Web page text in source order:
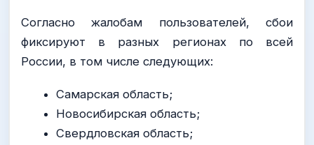
Согласно жалобам пользователей, сбои
фиксируют в разных регионах по всей
России, в том числе следующих:
Самарская область;
Новосибирская область;
Свердловская область;